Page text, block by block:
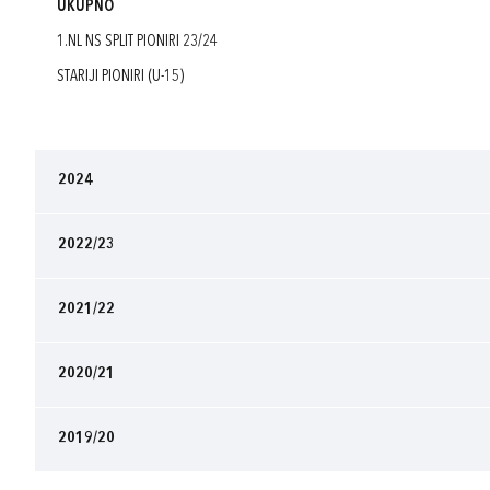
UKUPNO
1.NL NS SPLIT PIONIRI 23/24
STARIJI PIONIRI (U-15)
2024
2022/23
2021/22
2020/21
2019/20